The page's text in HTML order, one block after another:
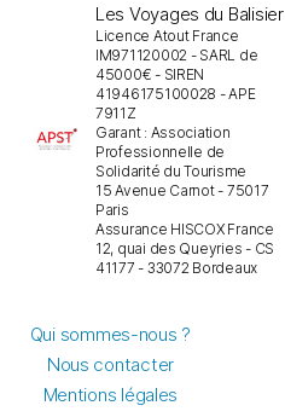
Les Voyages du Balisier
Licence Atout France
IM971120002 - SARL de
45000€ - SIREN
41946175100028 - APE
7911Z
Garant : Association
Professionnelle de
Solidarité du Tourisme
15 Avenue Carnot - 75017
Paris
Assurance HISCOX France
12, quai des Queyries - CS
41177 - 33072 Bordeaux
Qui sommes-nous ?
Nous contacter
Mentions légales